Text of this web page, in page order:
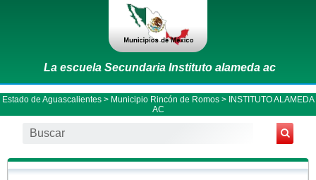
La escuela Secundaria Instituto alameda ac
Estado de Aguascalientes> Municipio Rincón de Romos> INSTITUTO ALAMEDA
AC